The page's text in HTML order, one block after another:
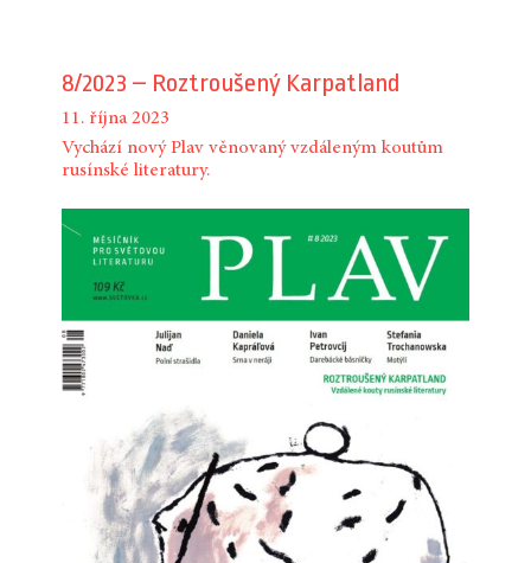
8/2023 – Roztroušený Karpatland
11. října 2023
Vychází nový Plav věnovaný vzdáleným koutům
rusínské literatury.